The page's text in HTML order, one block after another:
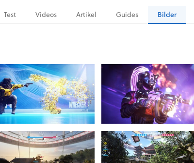
Test Videos Artikel Guides Bilder